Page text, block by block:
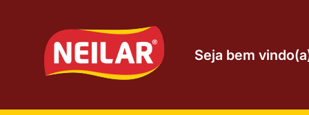
Seja bem